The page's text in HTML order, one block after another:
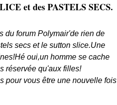
et des PASTELS SECS.
du forum Polymair'de rien de
secs et le sutton slice.Une
oui,un homme se cache
réservée qu'aux filles!
pour vous être une nouvelle fois